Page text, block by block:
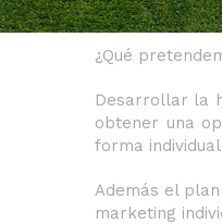
instalado en la
¿Qué
Desarrollar la
obtener una
forma
Además el
marketing